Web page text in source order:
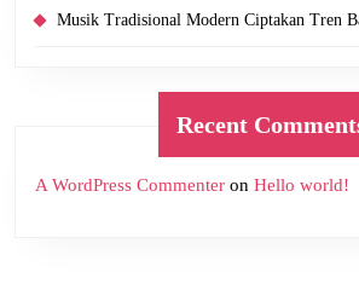
Musik Tradisional Modern Ciptakan Tren
Recent
A WordPress Commenter on Hello world!